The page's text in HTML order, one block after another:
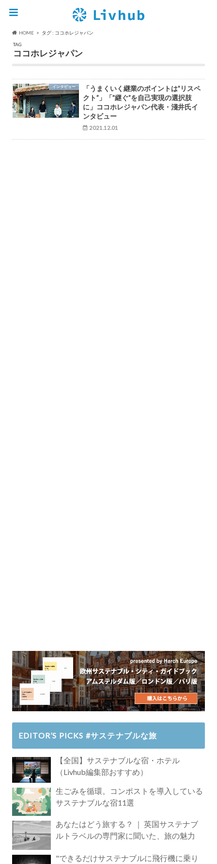
HOME
タグ : ココホレジャパン
TAG
ココホレジャパン
インタビュー
「うまくいく継業のポイントは”リスペ
クト”」「”継ぐ”を自己実現の選択肢
に」ココホレジャパン代表・淺井氏イ
ンタビュー
2021.12.01
EDITOR’S PICKS #サステナブルな旅
【全国】サステナブルな宿・ホテル
（Livhub編集部おすすめ）
生ごみを循環。コンポストを導入している
サステナブルな宿11選
あなたはどう旅する？ ｜ 英国サステナブ
ルトラベルの専門家に聞いた、旅の魅力
"できるだけサステナブルに飛行機に乗り